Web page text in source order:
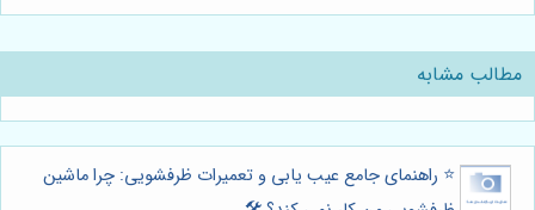
مطالب مشابه
⭐️ راهنمای جامع عیب یابی و تعمیرات ظرفشویی: چرا ماشین